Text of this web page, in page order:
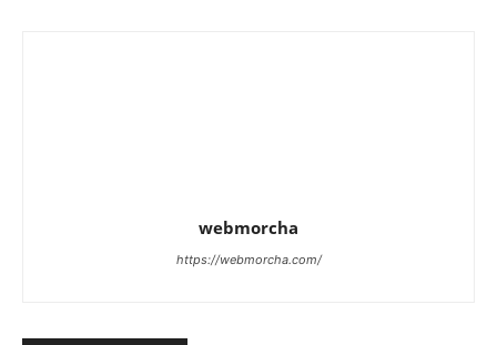
webmorcha
https://webmorcha.com/